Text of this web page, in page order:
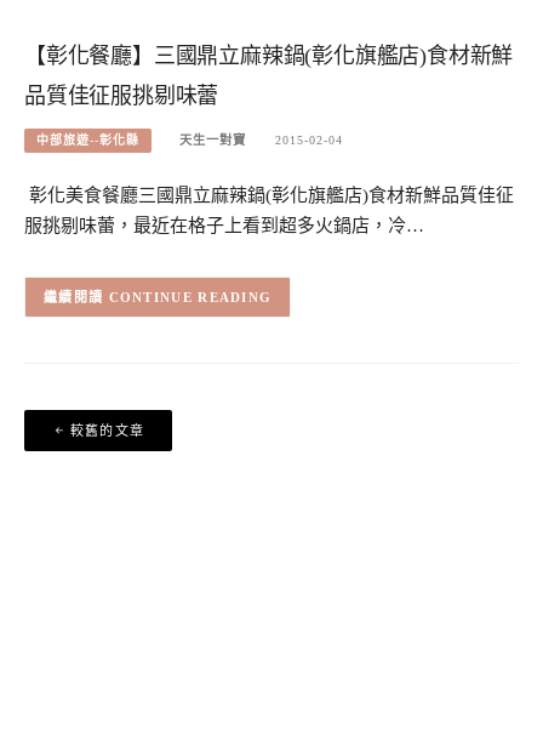
【彰化餐廳】三國鼎立麻辣鍋(彰化旗艦店)食材新鮮
品質佳征服挑剔味蕾
中部旅遊--彰化縣 天生一對寶 2015-02-04
彰化美食餐廳三國鼎立麻辣鍋(彰化旗艦店)食材新鮮品質佳征
服挑剔味蕾，最近在格子上看到超多火鍋店，冷…
CONTINUE READING
文
章
較舊的文章